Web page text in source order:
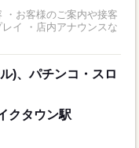
・お客様のご案内や接客
イ ・店内アナウンスな
)、パチンコ・スロ
クタウン駅